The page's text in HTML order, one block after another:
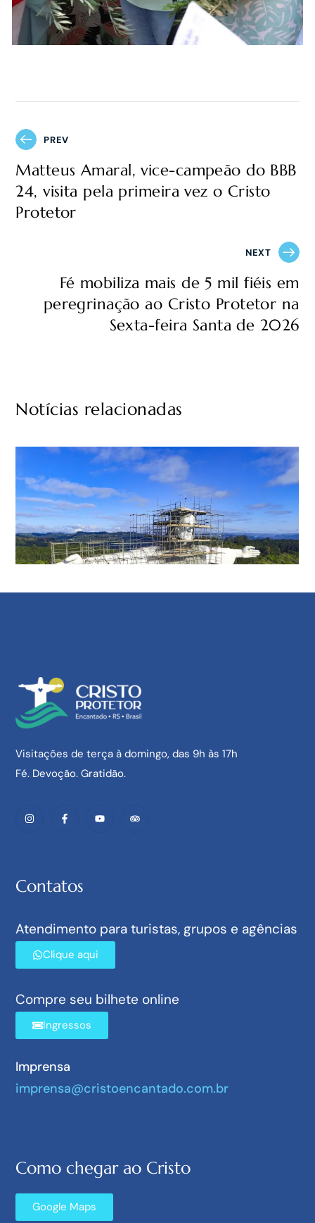
PREV
Matteus Amaral, vice-campeão do BBB
24, visita pela primeira vez o Cristo
Protetor
NEXT
Fé mobiliza mais de 5 mil fiéis em
peregrinação ao Cristo Protetor na
Sexta-feira Santa de 2026
Notícias relacionadas
NA MÍDIA
Coração do Cristo Protetor ganha forma
Visitações de terça à domingo, das 9h às 17h
Fé. Devoção. Gratidão.
Contatos
Atendimento para turistas, grupos e agências
Clique aqui
Compre seu bilhete online
Ingressos
Imprensa
imprensa@cristoencantado.com.br
Como chegar ao Cristo
Google Maps